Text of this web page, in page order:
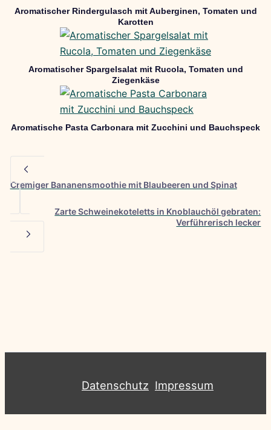
Aromatischer Rindergulasch mit Auberginen, Tomaten und
Karotten
Aromatischer Spargelsalat mit Rucola, Tomaten und
Ziegenkäse
Aromatische Pasta Carbonara mit Zucchini und Bauchspeck
Cremiger Bananensmoothie mit Blaubeeren und Spinat
Zarte Schweinekoteletts in Knoblauchöl gebraten:
Verführerisch lecker
Datenschutz Impressum